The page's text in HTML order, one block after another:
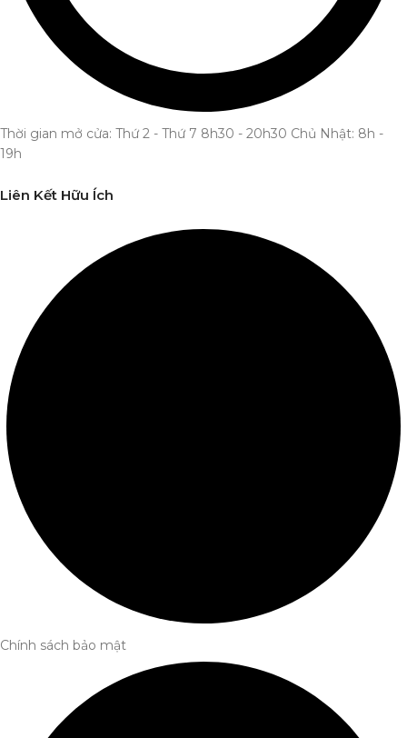
Thời gian mở cửa: Thứ 2 - Thứ 7 8h30 - 20h30 Chủ Nhật: 8h -
19h
Liên Kết Hữu Ích
Chính sách bảo mật